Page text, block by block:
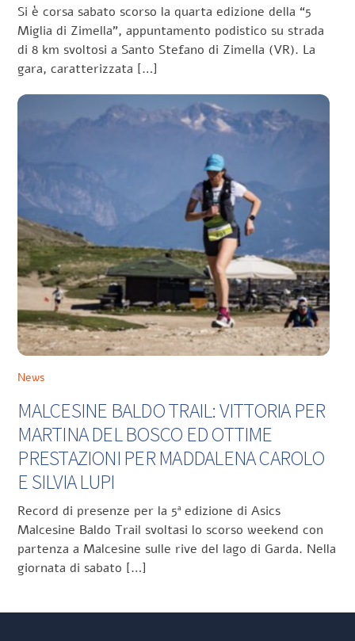
Si è corsa sabato scorso la quarta edizione della “5
Miglia di Zimella”, appuntamento podistico su strada
di 8 km svoltosi a Santo Stefano di Zimella (VR). La
gara, caratterizzata […]
News
MALCESINE BALDO TRAIL: VITTORIA PER
MARTINA DEL BOSCO ED OTTIME
PRESTAZIONI PER MADDALENA CAROLO
E SILVIA LUPI
Record di presenze per la 5ª edizione di Asics
Malcesine Baldo Trail svoltasi lo scorso weekend con
partenza a Malcesine sulle rive del lago di Garda. Nella
giornata di sabato […]